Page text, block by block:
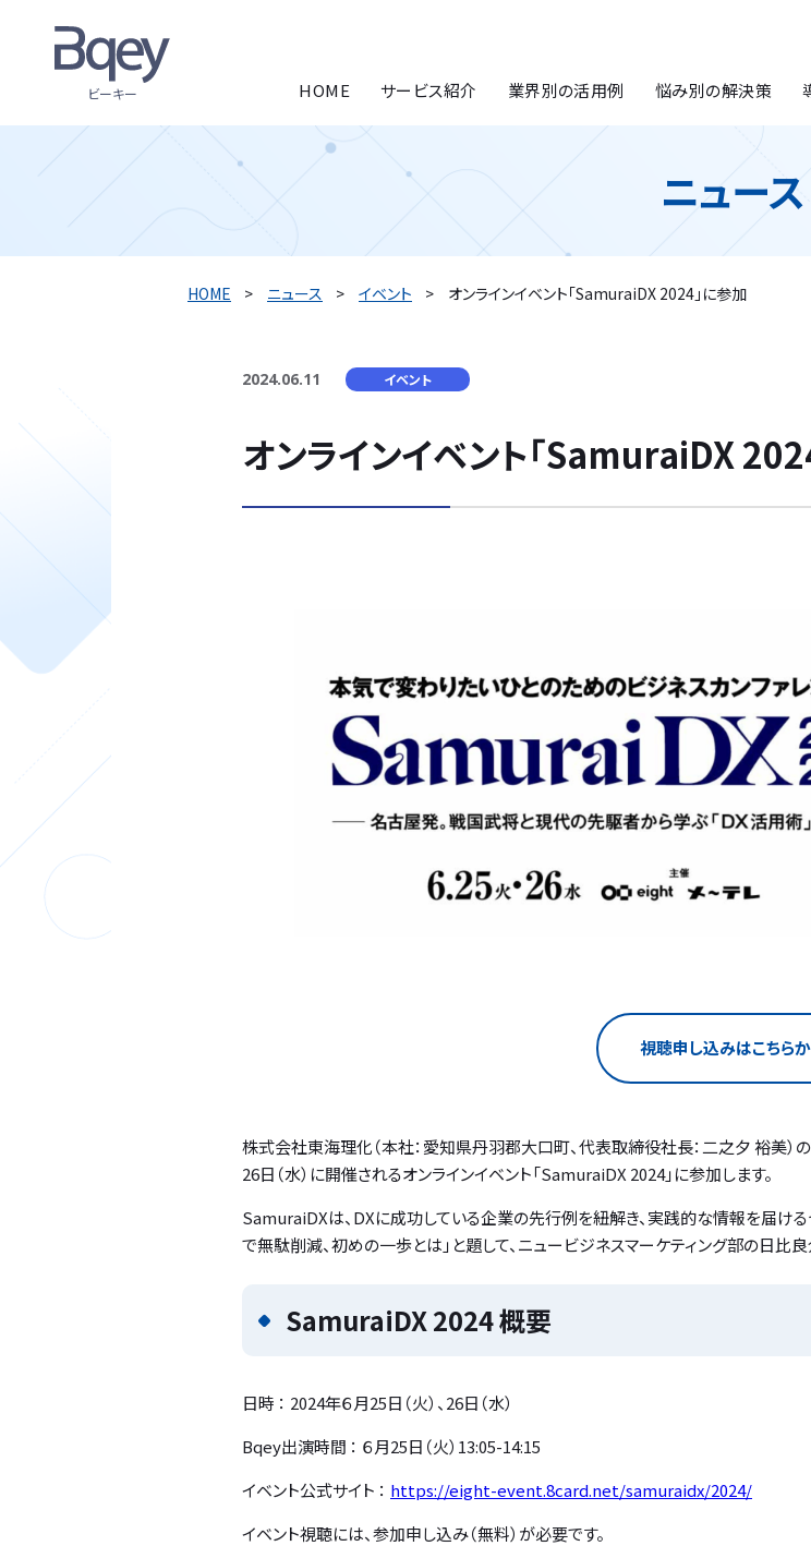
ビーキー HOME サービス紹介 業界別の活用例 悩み別の解決策
ニュース
HOME ニュース イベント オンラインイベント「SamuraiDX 2024」に参加
2024.06.11 イベント
オンラインイベント「SamuraiDX
視聴申し込みはこちら
株式会社東海理化（本社：愛知県丹羽郡大口町、代表取締役社長：二之夕 裕美）の
26日（水）に開催されるオンラインイベント「SamuraiDX 2024」に参加します。
SamuraiDXは、DXに成功している企業の先行例を紐解き、実践的な情報を届け
で無駄削減、初めの一歩とは」と題して、ニュービジネスマーケティング部の日比
SamuraiDX 2024 概要
日時 ： 2024年６月25日（火）、26日（水）
Bqey出演時間 ： ６月25日（火）13:05-14:15
イベント公式サイト ： https://eight-event.8card.net/samuraidx/2024/
イベント視聴には、参加申し込み（無料）が必要です。